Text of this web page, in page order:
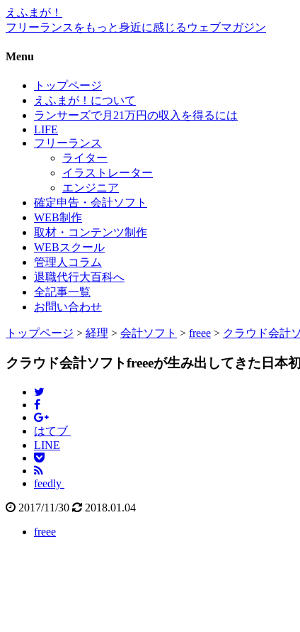
えふまが！
フリーランスをもっと身近に感じるウェブマガジン
Menu
トップページ
えふまが！について
ランサーズで月21万円の収入を得るには
LIFE
フリーランス
ライター
イラストレーター
エンジニア
確定申告・会計ソフト
WEB制作
取材・コンテンツ制作
WEBスクール
管理人コラム
退職代行大百科へ
全記事一覧
お問い合わせ
トップページ > 経理 > 会計ソフト > freee > クラウド会計
クラウド会計ソフトfreeeが生み出してきた日本
はてブ
LINE
feedly
2017/11/30
2018.01.04
freee